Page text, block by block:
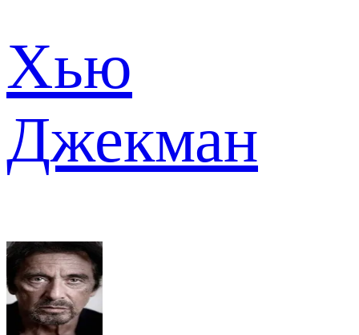
Хью
Джекман